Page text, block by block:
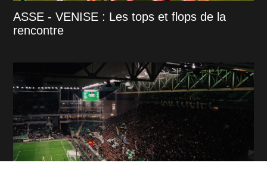
ASSE - VENISE : Les tops et flops de la
rencontre